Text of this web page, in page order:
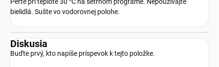
Perte pri teplote 30 °C na šetrnom programe. Nepoužívajte
bielidlá. Sušte vo vodorovnej polohe.
Diskusia
Buďte prvý, kto napíše príspevok k tejto položke.